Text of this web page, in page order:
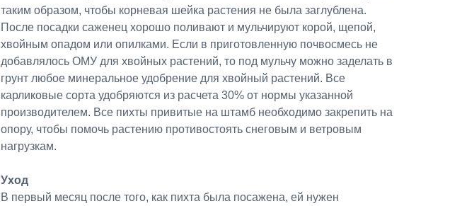
таким образом, чтобы корневая шейка растения не была заглублена.
После посадки саженец хорошо поливают и мульчируют корой, щепой,
хвойным опадом или опилками. Если в приготовленную почвосмесь не
добавлялось ОМУ для хвойных растений, то под мульчу можно заделать в
грунт любое минеральное удобрение для хвойный растений. Все
карликовые сорта удобряются из расчета 30% от нормы указанной
производителем. Все пихты привитые на штамб необходимо закрепить на
опору, чтобы помочь растению противостоять снеговым и ветровым
нагрузкам.
Уход
В первый месяц после того, как пихта была посажена, ей нужен